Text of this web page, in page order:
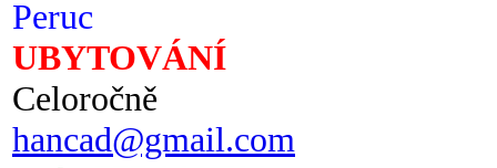
Peruc
UBYTOVÁNÍ
Celoročně
hancad@gmail.com